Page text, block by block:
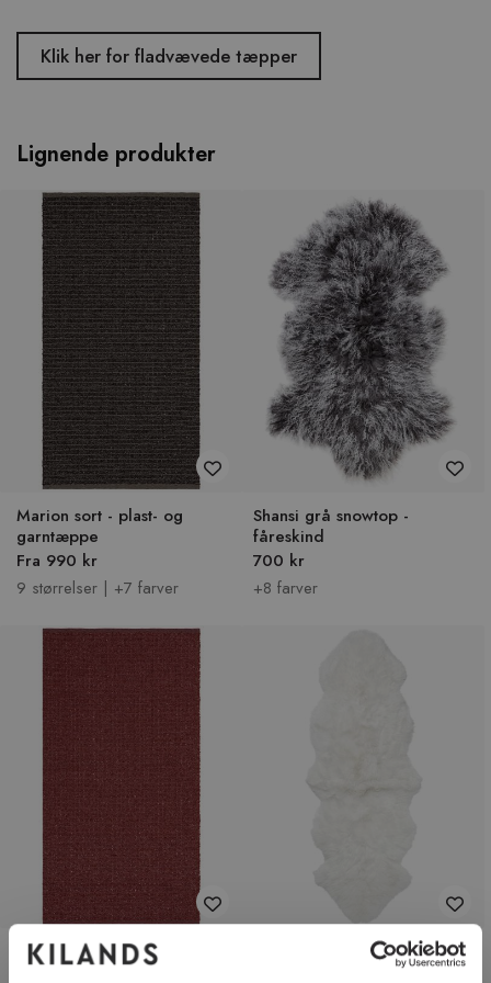
Klik her for fladvævede tæpper
Lignende produkter
Marion sort - plast- og
garntæppe
Fra 990 kr
9 størrelser | +7 farver
Shansi grå snowtop -
fåreskind
700 kr
+8 farver
Marion rød - plast- og
garntæppe
Gently hvid - dobbelt
langhåret fåreskind